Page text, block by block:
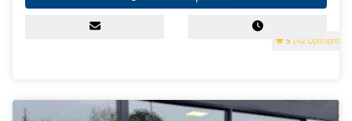
5 (42 Opinions)